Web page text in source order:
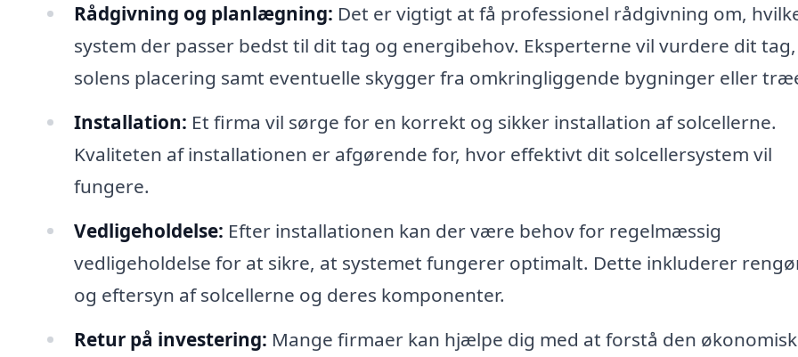
Rådgivning og planlægning: Det er vigtigt at få professionel rådgivning om,
system der passer bedst til dit tag og energibehov. Eksperterne vil vurdere dit tag,
solens placering samt eventuelle skygger fra omkringliggende bygninger eller
Installation: Et firma vil sørge for en korrekt og sikker installation af solcellerne.
Kvaliteten af installationen er afgørende for, hvor effektivt dit solcellersystem vil
fungere.
Vedligeholdelse: Efter installationen kan der være behov for regelmæssig
vedligeholdelse for at sikre, at systemet fungerer optimalt. Dette inkluderer
og eftersyn af solcellerne og deres komponenter.
Retur på investering: Mange firmaer kan hjælpe dig med at forstå den